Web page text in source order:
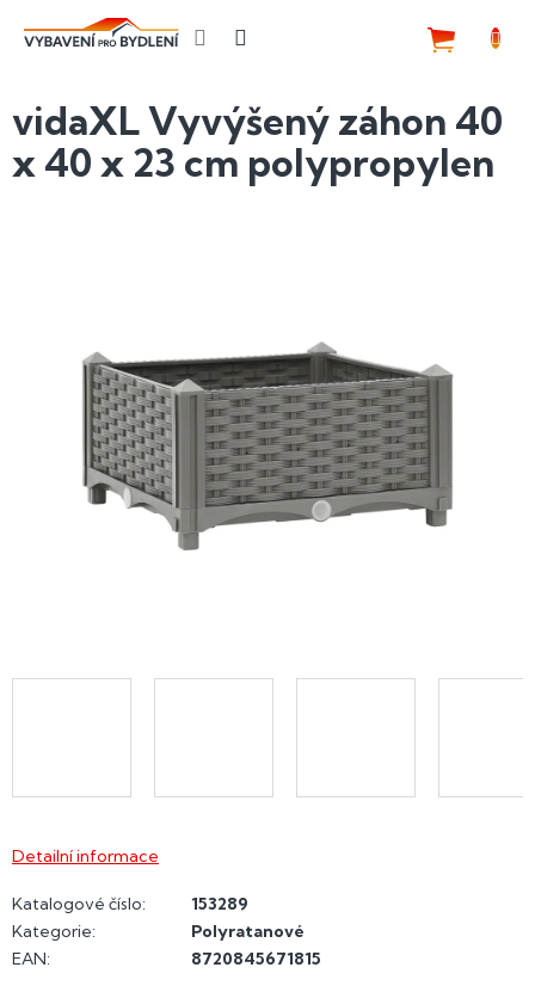
vidaXL Vyvýšený záhon 40
x 40 x 23 cm polypropylen
Detailní informace
Katalogové číslo:
153289
Kategorie:
Polyratanové
EAN: 8720845671815